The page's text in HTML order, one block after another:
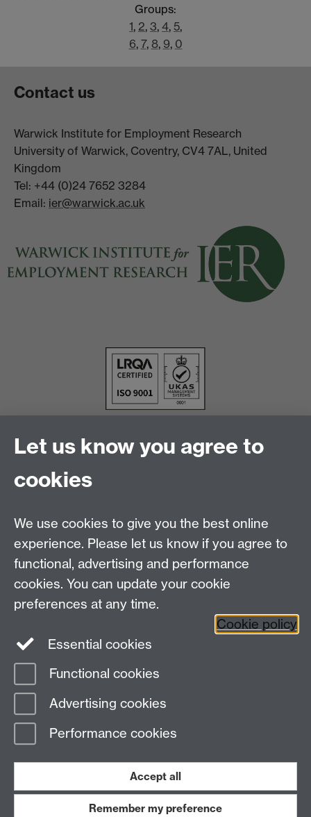
Groups:
1, 2, 3, 4, 5,
6, 7, 8, 9, 0
Contact us
Warwick Institute for Employment Research
University of Warwick, Coventry, CV4 7AL, United
Kingdom
Tel: +44 (0)24 7652 3284
Email: ier@warwick.ac.uk
Facebook LinkedIn
Page contact: Unknown
Last revised: Fri 20 Feb 2004
Work with us
Let us know you agree to
cookies
We use cookies to give you the best online
experience. Please let us know if you agree to
functional, advertising and performance
cookies. You can update your cookie
preferences at any time.
Cookie policy
Essential cookies
Functional cookies
Advertising cookies
Performance cookies
Accept all
Remember my preference